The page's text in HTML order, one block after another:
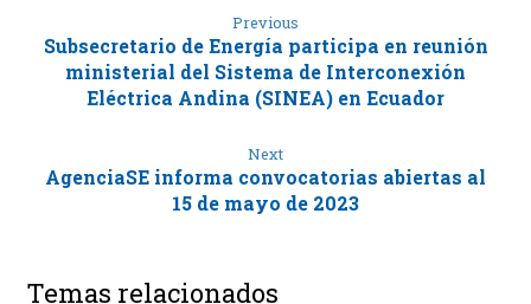
Previous
Subsecretario de Energía participa en reunión
ministerial del Sistema de Interconexión
Eléctrica Andina (SINEA) en Ecuador
Next
AgenciaSE informa convocatorias abiertas al
15 de mayo de 2023
Temas relacionados